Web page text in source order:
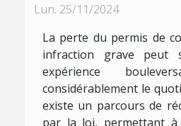
Lun. 25/11/2024
La perte du permis de
infraction grave peut
expérience
considérablement le
existe un parcours de
par la loi, permettant à